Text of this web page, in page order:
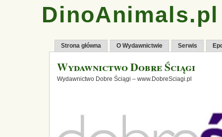
DinoAnimals.pl
Strona główna O Wydawnictwie Serwis
Wydawnictwo Dobre Ściągi
Wydawnictwo Dobre Ściągi – www.DobreSciagi.pl